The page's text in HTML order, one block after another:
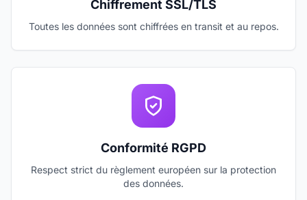
Chiffrement SSL/TLS
Toutes les données sont chiffrées en transit et au repos.
Conformité RGPD
Respect strict du règlement européen sur la protection
des données.